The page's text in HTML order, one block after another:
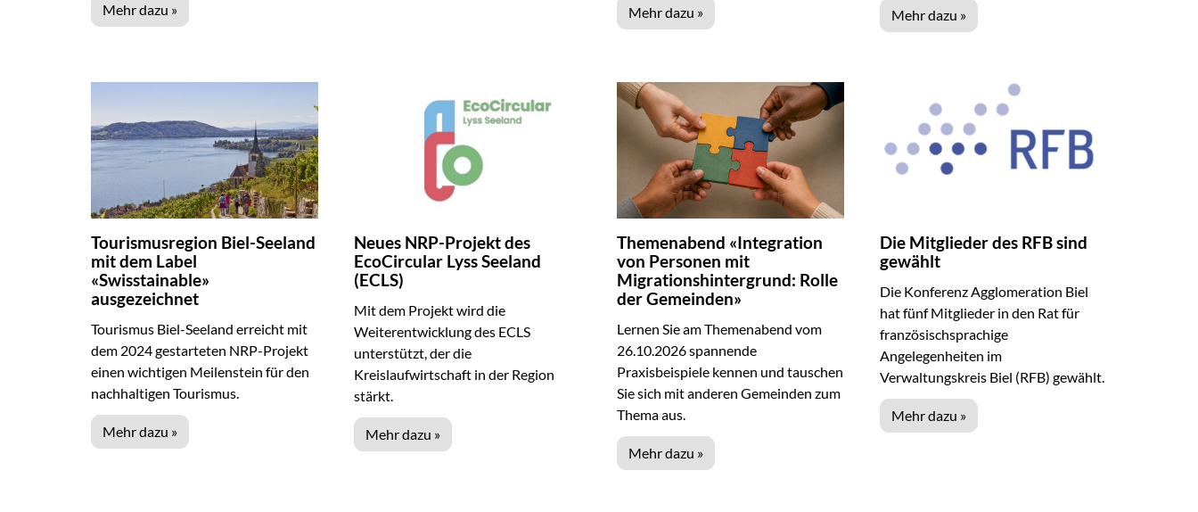
Mehr dazu » Mehr dazu » Mehr dazu »
Tourismusregion Biel-Seeland
mit dem Label
«Swisstainable»
ausgezeichnet
Tourismus Biel-Seeland erreicht mit
dem 2024 gestarteten NRP-Projekt
einen wichtigen Meilenstein für den
nachhaltigen Tourismus.
Mehr dazu »
Neues NRP-Projekt des
EcoCircular Lyss Seeland
(ECLS)
Mit dem Projekt wird die
Weiterentwicklung des ECLS
unterstützt, der die
Kreislaufwirtschaft in der Region
stärkt.
Mehr dazu »
Themenabend «Integration
von Personen mit
Migrationshintergrund: Rolle
der Gemeinden»
Lernen Sie am Themenabend vom
26.10.2026 spannende
Praxisbeispiele kennen und tauschen
Sie sich mit anderen Gemeinden zum
Thema aus.
Mehr dazu »
Die Mitglieder des RFB sind
gewählt
Die Konferenz Agglomeration Biel
hat fünf Mitglieder in den Rat für
französischsprachige
Angelegenheiten im
Verwaltungskreis Biel (RFB) gewählt.
Mehr dazu »